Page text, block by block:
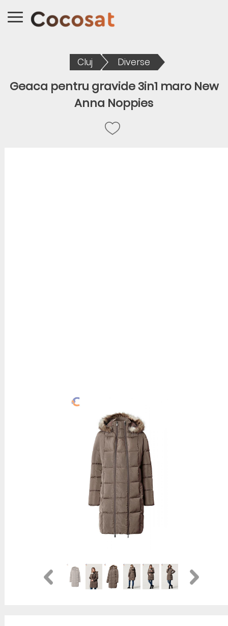
Cluj Diverse
Geaca pentru gravide 3in1 maro New
Anna Noppies